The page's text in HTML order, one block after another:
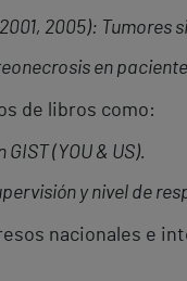
2005):
en
de libros como:
(YOU & US).
y nivel de
nacionales e